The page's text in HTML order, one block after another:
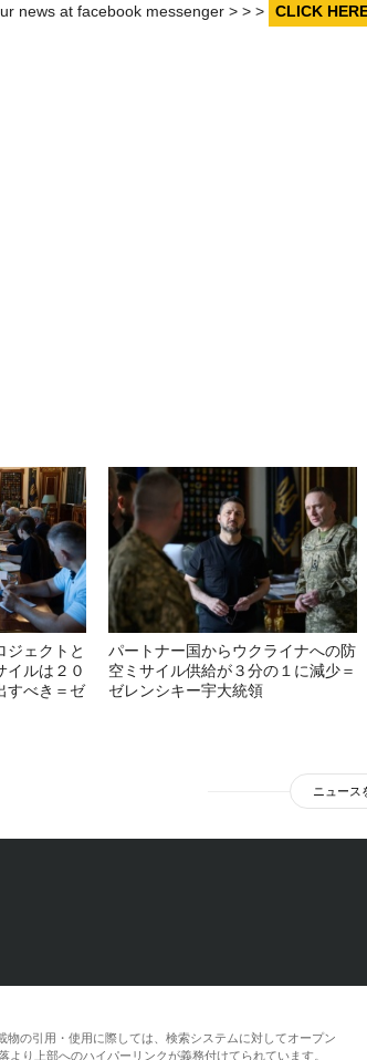
news at facebook messenger > > > CLICK
ジェクトと
イルは２０
すべき＝ゼ
パートナー国からウクライナへの防
空ミサイル供給が３分の１に減少＝
ゼレンシキー宇大統領
ニュース
物の引用・使用に際しては、検索システムに対してオープン
より上部へのハイパーリンクが義務付けてられています。